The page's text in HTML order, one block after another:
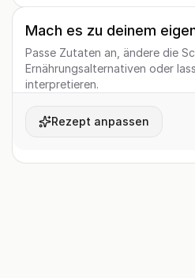
Mach es zu deinem
Passe Zutaten an, ändere die
Ernährungsalternativen oder
interpretieren.
Rezept anpassen